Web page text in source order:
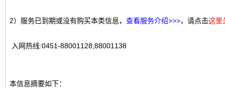
2）服务已到期或没有购买本类信息， 查看服务介绍>>>，请点击这里
入网热线:0451-88001128;88001138
本信息摘要如下：